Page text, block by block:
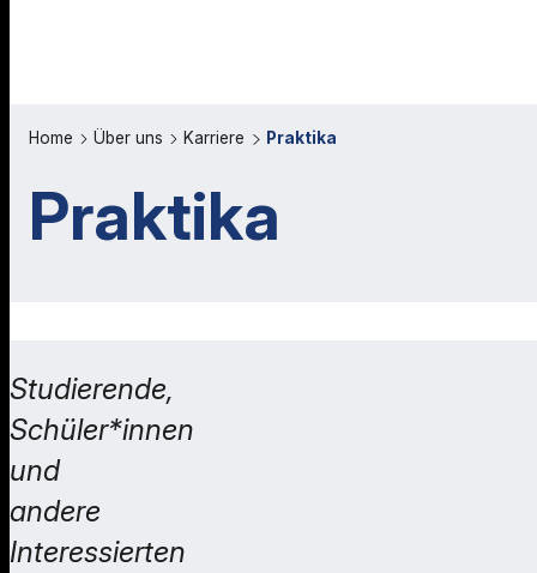
Home Über uns Karriere Praktika
Praktika
Studierende,
Schüler*innen
und
andere
Interessierten